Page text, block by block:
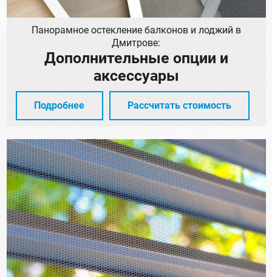
Панорамное остекление балконов и лоджий в
Дмитрове:
Дополнительные опции и
аксессуары
Подробнее Рассчитать стоимость